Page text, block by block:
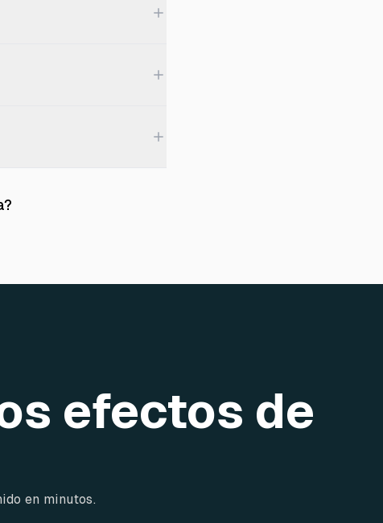
efectos de
en minutos.